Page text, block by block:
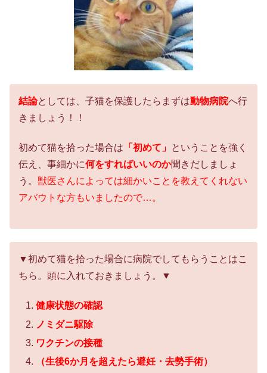
結論としては、子猫を保護したらまずは動物病院へ行
きましょう！！
初めて猫を拾った場合は 「初めて」 ということを強く
伝え、事細かに何をすればいいのか聞きだしましょ
う。 獣医さんによっては細かいことを教えてくれない
アバウトな方もいましたので…。
▼初めて猫を拾った場合に病院でしてもらうことはこ
ちら。頭に入れておきましょう。▼
健康状態の確認
ノミダニ駆除
ワクチンの接種
（生後6か月を超えたら避妊・去勢手術）